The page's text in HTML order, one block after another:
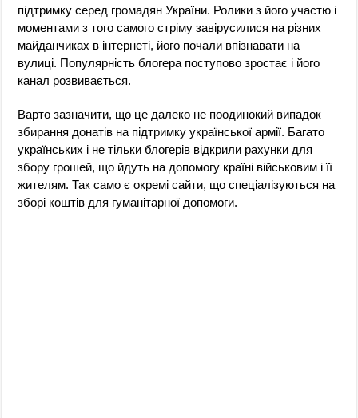
підтримку серед громадян України. Ролики з його участю і
моментами з того самого стріму завірусилися на різних
майданчиках в інтернеті, його почали впізнавати на
вулиці. Популярність блогера поступово зростає і його
канал розвивається.
Варто зазначити, що це далеко не поодинокий випадок
збирання донатів на підтримку української армії. Багато
українських і не тільки блогерів відкрили рахунки для
збору грошей, що йдуть на допомогу країні військовим і її
жителям. Так само є окремі сайти, що спеціалізуються на
зборі коштів для гуманітарної допомоги.